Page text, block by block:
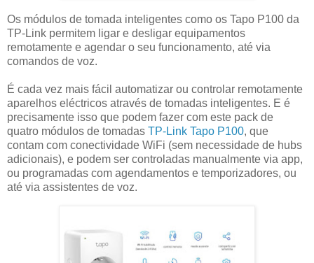
Os módulos de tomada inteligentes como os Tapo P100 da
TP-Link permitem ligar e desligar equipamentos
remotamente e agendar o seu funcionamento, até via
comandos de voz.
É cada vez mais fácil automatizar ou controlar remotamente
aparelhos eléctricos através de tomadas inteligentes. E é
precisamente isso que podem fazer com este pack de
quatro módulos de tomadas TP-Link Tapo P100, que
contam com conectividade WiFi (sem necessidade de hubs
adicionais), e podem ser controladas manualmente via app,
ou programadas com agendamentos e temporizadores, ou
até via assistentes de voz.